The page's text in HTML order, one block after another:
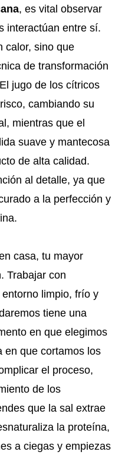
, es vital observar
interactúan entre sí.
calor, sino que
de transformación
jugo de los cítricos
cambiando su
mientras que el
suave y mantecosa
de alta calidad.
al detalle, ya que
a la perfección y
casa, tu mayor
Trabajar con
limpio, frío y
tiene una
en que elegimos
en que cortamos los
el proceso,
de los
que la sal extrae
la proteína,
a ciegas y empiezas